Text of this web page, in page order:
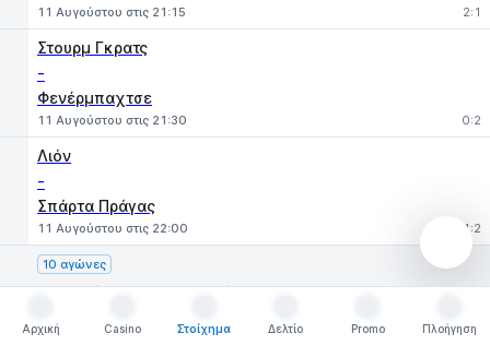
11 Αυγούστου στις 21:15 2:1
Στουρμ Γκρατς
-
Φενέρμπαχτσε
11 Αυγούστου στις 21:30 0:2
Λιόν
-
Σπάρτα Πράγας
11 Αυγούστου στις 22:00 1:2
10 αγώνες
Γηπεδούχοι — Φιλοξενούμενοι
Αρχική
Casino
Στοίχημα
Δελτίο
Promo
Πλοήγηση